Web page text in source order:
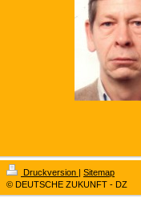
Druckversion | Sitemap
© DEUTSCHE ZUKUNFT - DZ